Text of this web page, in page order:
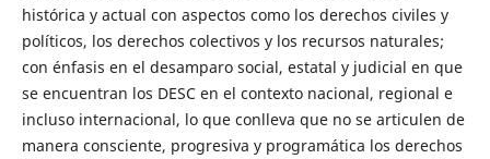
histórica y actual con aspectos como los derechos civiles y
políticos, los derechos colectivos y los recursos naturales;
con énfasis en el desamparo social, estatal y judicial en que
se encuentran los DESC en el contexto nacional, regional e
incluso internacional, lo que conlleva que no se articulen de
manera consciente, progresiva y programática los derechos